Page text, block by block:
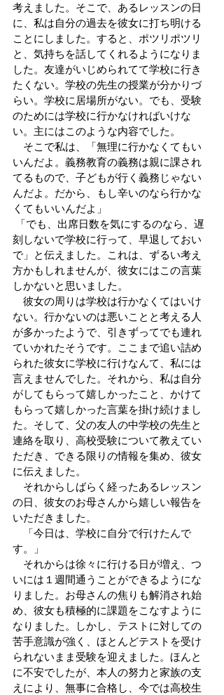
考えました。そこで、あるレッスンの日
に、私は自分の過去を彼女に打ち明ける
ことにしました。すると、ポツリポツリ
と、気持ちを話してくれるようになりま
した。友達がいじめられてて学校に行き
たくない。学校の先生の授業が分かりづ
らい。学校に居場所がない。でも、受験
のためには学校に行かなければいけな
い。主にはこのような内容でした。
そこで私は、「無理に行かなくてもい
いんだよ。義務教育の義務は親に課され
てるもので、子どもが行く義務じゃない
んだよ。だから、もし辛いのなら行かな
くてもいいんだよ」
刻しないで学校に行って、早退しておい
で」と伝えました。これは、ずるい考え
方かもしれませんが、彼女にはこの言葉
しかないと思いました。
彼女の周りは学校は行かなくてはいけ
ない。行かないのは悪いことと考える人
が多かったようで、引きずってでも連れ
ていかれたそうです。ここまで追い詰め
られた彼女に学校に行けなんて、私には
言えませんでした。それから、私は自分
がしてもらって嬉しかったこと、かけて
もらって嬉しかった言葉を掛け続けまし
た。そして、父の友人の中学校の先生と
連絡を取り、高校受験について教えてい
ただき、できる限りの情報を集め、彼女
に伝えました。
それからしばらく経ったあるレッスン
の日、彼女のお母さんから嬉しい報告を
いただきました。
「今日は、学校に自分で行けたんで
す。」
それからは徐々に行ける日が増え、つ
いには１週間通うことができるようにな
りました。お母さんの焦りも解消され始
め、彼女も積極的に課題をこなすように
なりました。しかし、テストに対しての
苦手意識が強く、ほとんどテストを受け
られないまま受験を迎えました。ほんと
に不安でしたが、本人の努力と家族の支
えにより、無事に合格し、今では高校生